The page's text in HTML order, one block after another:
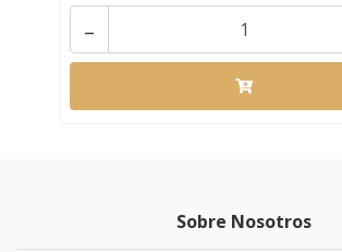
-
Sobre Nosotros